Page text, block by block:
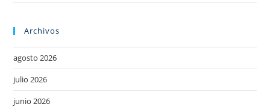
Archivos
agosto 2026
julio 2026
junio 2026